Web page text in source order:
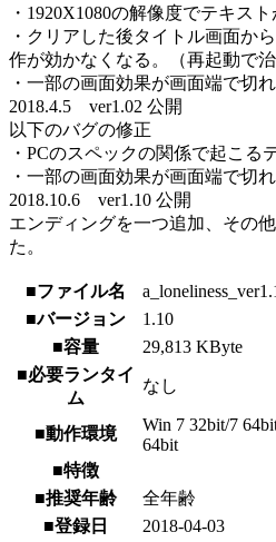
・1920X1080の解像度でテキス
・クリアした後タイトル画面か
作が効かなくなる。（再起動で治
・一部の画面効果が画面端で切
2018.4.5 ver1.02 公開
以下のバグの修正
・PCのスペックの関係で起こる
・一部の画面効果が画面端で切
2018.10.6 ver1.10 公開
エンディングを一つ追加、その
た。
■ファイル名
■バージョン
1.10
■容量
29,813 KByte
■必要ランタイ
ム
なし
■動作環境
Win 7 32bit/7
64bit
■特徴
■推奨年齢
全年齢
■登録日
2018-04-03